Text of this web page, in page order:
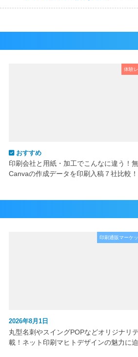
体験
おすすめ
印刷会社と用紙・加工でこんなに違う！
Canvaの作成データを印刷入稿７社比較！
印刷通販マーケ
2026年8月1日
丸型名刺やスイングPOPなどオリジナリ
載！ネット印刷マヒトデザインの魅力に